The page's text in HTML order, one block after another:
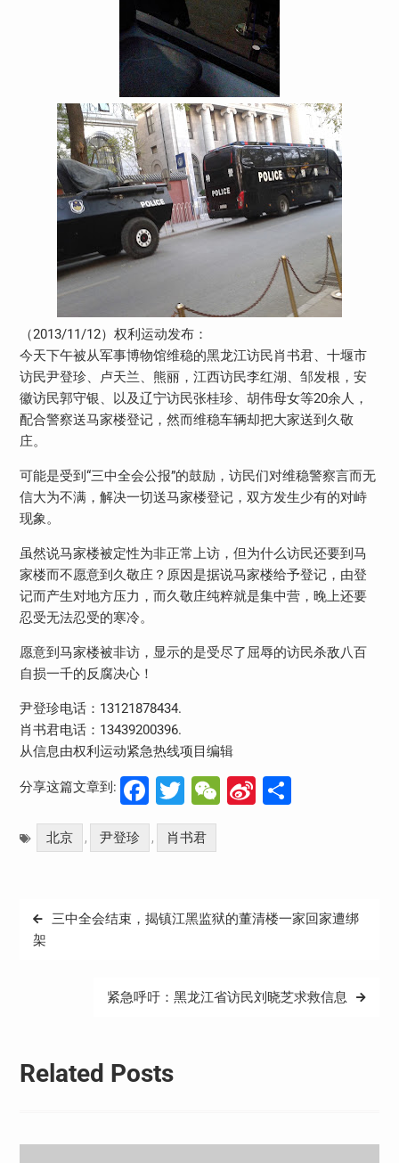
（2013/11/12）权利运动发布：
今天下午被从军事博物馆维稳的黑龙江访民肖书君、十堰市
访民尹登珍、卢天兰、熊丽，江西访民李红湖、邹发根，安
徽访民郭守银、以及辽宁访民张桂珍、胡伟母女等20余人，
配合警察送马家楼登记，然而维稳车辆却把大家送到久敬
庄。
可能是受到“三中全会公报”的鼓励，访民们对维稳警察言而无
信大为不满，解决一切送马家楼登记，双方发生少有的对峙
现象。
虽然说马家楼被定性为非正常上访，但为什么访民还要到马
家楼而不愿意到久敬庄？原因是据说马家楼给予登记，由登
记而产生对地方压力，而久敬庄纯粹就是集中营，晚上还要
忍受无法忍受的寒冷。
愿意到马家楼被非访，显示的是受尽了屈辱的访民杀敌八百
自损一千的反腐决心！
尹登珍电话：13121878434.
肖书君电话：13439200396.
从信息由权利运动紧急热线项目编辑
分享这篇文章到: Facebook
Twitter
WeChat
Sina分
北京 , 尹登珍 , 肖书君
文
章
三中全会结束，揭镇江黑监狱的董清楼一家回家遭绑
架
紧急呼吁：黑龙江省访民刘晓芝求救信息
Related Posts